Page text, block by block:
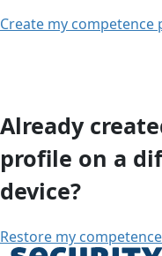
Create my competence
Already
profile on a
device?
Restore my